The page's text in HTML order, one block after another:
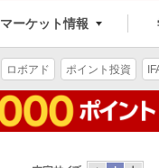
マーケット情報
ロボアド ポイント投資